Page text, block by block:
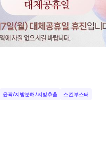
윤곽/지방분해/지방추출 스킨부스터